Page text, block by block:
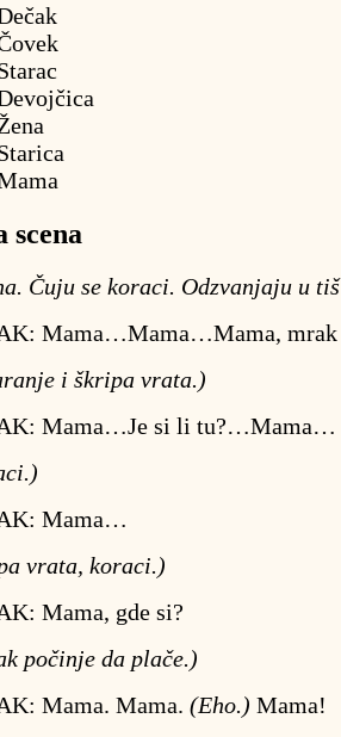
scena
Čuju se koraci. Odzvanjaju u
Mama…Mama…Mama, mrak
i škripa vrata.)
Mama…Je si li tu?…Mama…
Mama…
vrata, koraci.)
Mama, gde si?
počinje da plače.)
Mama. Mama. (Eho.) Mama!